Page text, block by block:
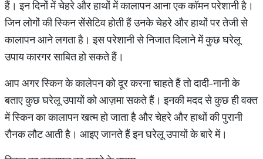
हैं। इन दिनों में चेहरे और हाथों में कालापन आना एक कॉमन परेशानी है।
जिन लोगों की स्किन सेंसेटिव होती हैं उनके चेहरे और हाथों पर तेजी से
कालापन आने लगता है। इस परेशानी से निजात दिलाने में कुछ घरेलू
उपाय कारगर साबित हो सकते हैं।
आप अगर स्किन के कालेपन को दूर करना चाहते हैं तो दादी-नानी के
बताए कुछ घरेलू उपायों को आज़मा सकते हैं। इनकी मदद से कुछ ही वक्त
में स्किन का कालापन खत्म हो जाता है और चेहरे और हाथों की पुरानी
रौनक लौट आती है। आइए जानते हैं इन घरेलू उपायों के बारे में।